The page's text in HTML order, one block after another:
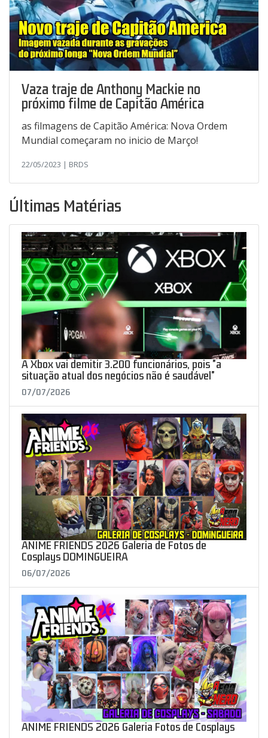
Vaza traje de Anthony Mackie no
próximo filme de Capitão América
as filmagens de Capitão América: Nova Ordem
Mundial começaram no inicio de Março!
22/05/2023 | BRDS
Últimas Matérias
A Xbox vai demitir 3.200 funcionários, pois "a
situação atual dos negócios não é saudável"
07/07/2026
ANIME FRIENDS 2026 Galeria de Fotos de
Cosplays DOMINGUEIRA
06/07/2026
ANIME FRIENDS 2026 Galeria Fotos de Cosplays